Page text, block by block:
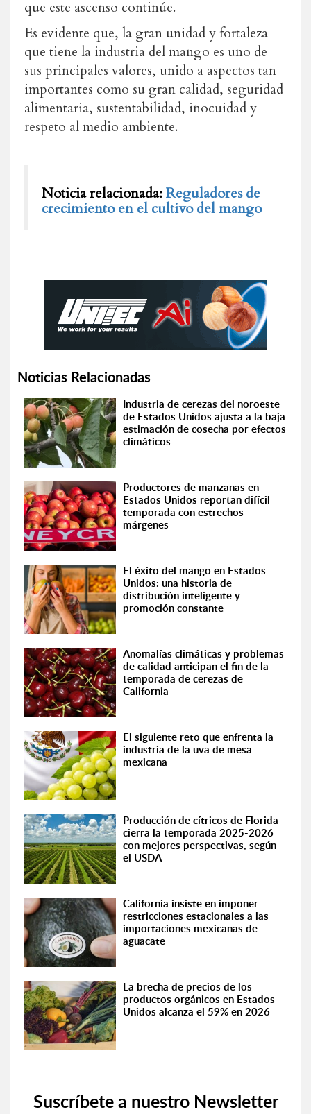
que este ascenso continúe.
Es evidente que, la gran unidad y fortaleza
que tiene la industria del mango es uno de
sus principales valores, unido a aspectos tan
importantes como su gran calidad, seguridad
alimentaria, sustentabilidad, inocuidad y
respeto al medio ambiente.
Noticia relacionada:Reguladores de
crecimiento en el cultivo del mango
Noticias Relacionadas
Industria de cerezas del noroeste
de Estados Unidos ajusta a la baja
estimación de cosecha por efectos
climáticos
Productores de manzanas en
Estados Unidos reportan difícil
temporada con estrechos
márgenes
El éxito del mango en Estados
Unidos: una historia de
distribución inteligente y
promoción constante
Anomalías climáticas y problemas
de calidad anticipan el fin de la
temporada de cerezas de
California
El siguiente reto que enfrenta la
industria de la uva de mesa
mexicana
Producción de cítricos de Florida
cierra la temporada 2025-2026
con mejores perspectivas, según
el USDA
California insiste en imponer
restricciones estacionales a las
importaciones mexicanas de
aguacate
La brecha de precios de los
productos orgánicos en Estados
Unidos alcanza el 59% en 2026
Suscríbete a nuestro Newsletter